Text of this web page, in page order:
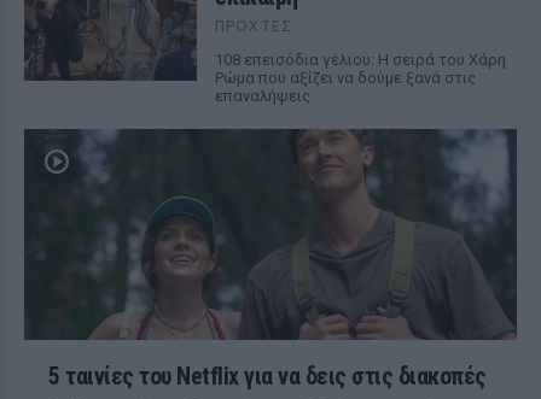
ΠΡΟΧΤΈΣ
108 επεισόδια γέλιου: Η σειρά του Χάρη
Ρώμα που αξίζει να δούμε ξανά στις
επαναλήψεις
5 ταινίες του Netflix για να δεις στις διακοπές